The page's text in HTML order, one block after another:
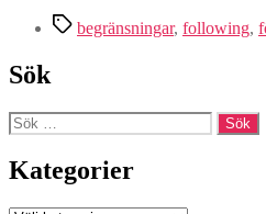
Etiketter
begränsningar, following,
Sök
Sök
efter:
Kategorier